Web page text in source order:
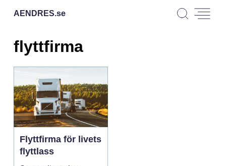
AENDRES.se
flyttfirma
Flyttfirma för livets
flyttlass